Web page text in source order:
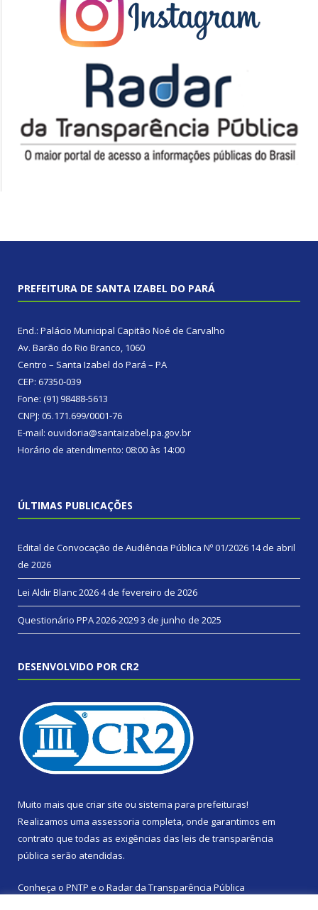
PREFEITURA DE SANTA IZABEL DO PARÁ
End.: Palácio Municipal Capitão Noé de Carvalho
Av. Barão do Rio Branco, 1060
Centro – Santa Izabel do Pará – PA
CEP: 67350-039
Fone: (91) 98488-5613
CNPJ: 05.171.699/0001-76
E-mail: ouvidoria@santaizabel.pa.gov.br
Horário de atendimento: 08:00 às 14:00
ÚLTIMAS PUBLICAÇÕES
Edital de Convocação de Audiência Pública Nº 01/2026 14 de abril
de 2026
Lei Aldir Blanc 20264 de fevereiro de 2026
Questionário PPA 2026-20293 de junho de 2025
DESENVOLVIDO POR CR2
Muito mais que criar site ou sistema para prefeituras!
Realizamos uma assessoria completa, onde garantimos em
contrato que todas as exigências das leis de transparência
pública serão atendidas.
Conheça o PNTP e o Radar da Transparência Pública